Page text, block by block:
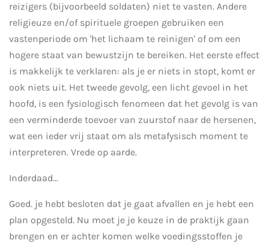
reizigers (bijvoorbeeld soldaten) niet te vasten. Andere
religieuze en/of spirituele groepen gebruiken een
vastenperiode om 'het lichaam te reinigen' of om een
hogere staat van bewustzijn te bereiken. Het eerste effect
is makkelijk te verklaren: als je er niets in stopt, komt er
ook niets uit. Het tweede gevolg, een licht gevoel in het
hoofd, is een fysiologisch fenomeen dat het gevolg is van
een verminderde toevoer van zuurstof naar de hersenen,
wat een ieder vrij staat om als metafysisch moment te
interpreteren. Vrede op aarde.
Inderdaad...
Goed. je hebt besloten dat je gaat afvallen en je hebt een
plan opgesteld. Nu moet je je keuze in de praktijk gaan
brengen en er achter komen welke voedingsstoffen je